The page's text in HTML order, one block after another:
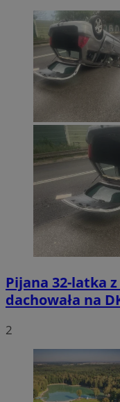
Pijana 32-latka
dachowała na
2